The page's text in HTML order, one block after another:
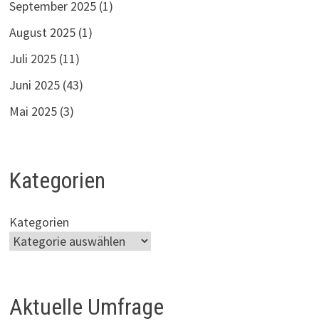
September 2025 (1)
August 2025 (1)
Juli 2025 (11)
Juni 2025 (43)
Mai 2025 (3)
Kategorien
Kategorien
Aktuelle Umfrage